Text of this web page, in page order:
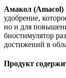
Амакол (Amacol)
удобрение,
но и для
биостимулятор
достижений в
Продукт